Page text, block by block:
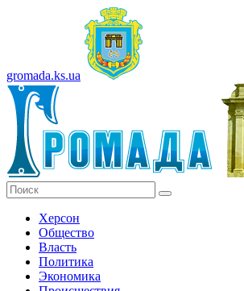
gromada.ks.ua
Херсон
Общество
Власть
Политика
Экономика